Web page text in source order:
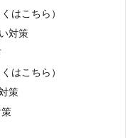
はこちら）
対策
はこちら）
策